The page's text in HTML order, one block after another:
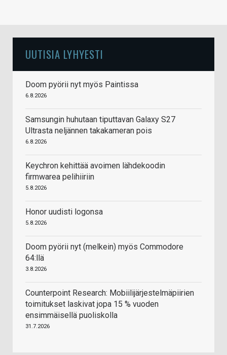
UUTISIA LYHYESTI
Doom pyörii nyt myös Paintissa
6.8.2026
Samsungin huhutaan tiputtavan Galaxy S27
Ultrasta neljännen takakameran pois
6.8.2026
Keychron kehittää avoimen lähdekoodin
firmwarea pelihiiriin
5.8.2026
Honor uudisti logonsa
5.8.2026
Doom pyörii nyt (melkein) myös Commodore
64:llä
3.8.2026
Counterpoint Research: Mobiilijärjestelmäpiirien
toimitukset laskivat jopa 15 % vuoden
ensimmäisellä puoliskolla
31.7.2026